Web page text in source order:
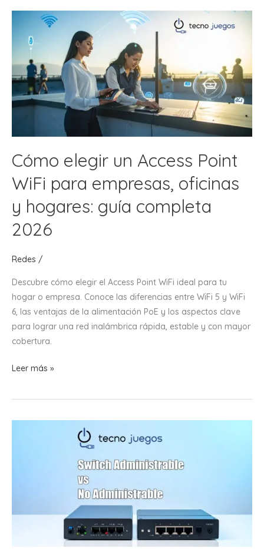
Profesional?
Cómo elegir un Access Point
WiFi para empresas, oficinas
y hogares: guía completa
2026
Redes /
Descubre cómo elegir el Access Point WiFi ideal para tu
hogar o empresa. Conoce las diferencias entre WiFi 5 y WiFi
6, las ventajas de la alimentación PoE y los aspectos clave
para lograr una red inalámbrica rápida, estable y con mayor
cobertura.
Cómo
un
hogares:
Leer más »